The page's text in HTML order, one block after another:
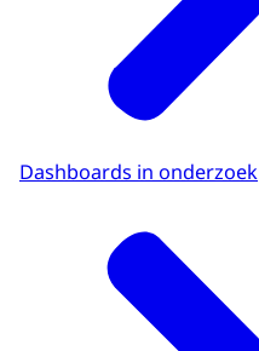
Dashboards in onderzoek